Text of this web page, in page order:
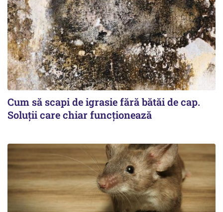
Cum să scapi de igrasie fără bătăi de cap.
Soluții care chiar funcționează